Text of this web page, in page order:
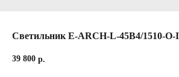
Светильник E-ARCH-L-45B4/1510-O-
39 800 р.